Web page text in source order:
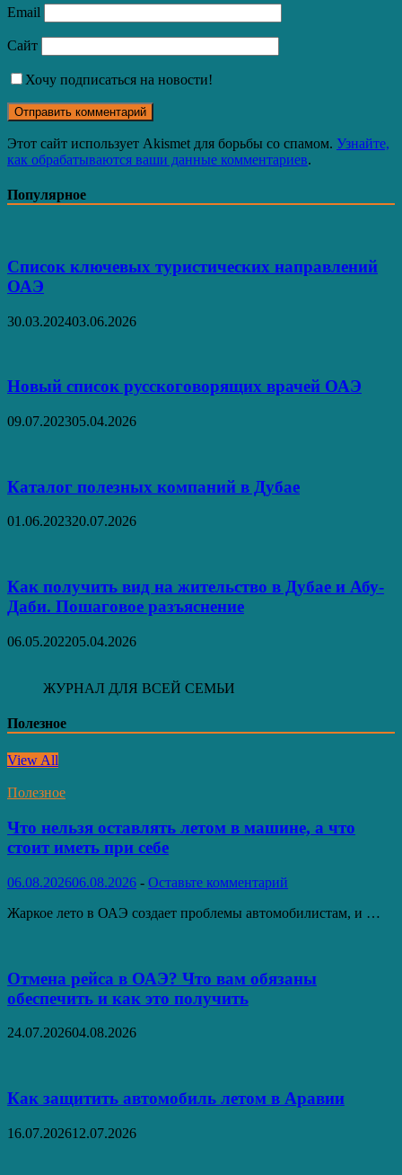
Email
Сайт
Хочу подписаться на новости!
Этот сайт использует Akismet для борьбы со спамом. Узнайте,
как обрабатываются ваши данные комментариев.
Популярное
Список ключевых туристических направлений
ОАЭ
30.03.202403.06.2026
Новый список русскоговорящих врачей ОАЭ
09.07.202305.04.2026
Каталог полезных компаний в Дубае
01.06.202320.07.2026
Как получить вид на жительство в Дубае и Абу-
Даби. Пошаговое разъяснение
06.05.202205.04.2026
ЖУРНАЛ ДЛЯ ВСЕЙ СЕМЬИ
Полезное
View All
Полезное
Что нельзя оставлять летом в машине, а что
стоит иметь при себе
06.08.202606.08.2026 - Оставьте комментарий
Жаркое лето в ОАЭ создает проблемы автомобилистам, и …
Отмена рейса в ОАЭ? Что вам обязаны
обеспечить и как это получить
24.07.202604.08.2026
Как защитить автомобиль летом в Аравии
16.07.202612.07.2026